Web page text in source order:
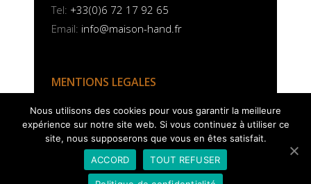
Tel: +33(0)6 72 17 92 65
Email: info@maison-hand.fr
MENTIONS LEGALES
Nous utilisons des cookies pour vous garantir la meilleure
expérience sur notre site web. Si vous continuez à utiliser ce
site, nous supposerons que vous en êtes satisfait.
ACCORD
TOUT REFUSER